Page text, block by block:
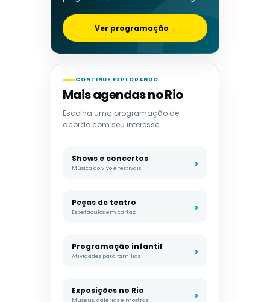
Ver programação→
CONTINUE EXPLORANDO
Mais agendas no Rio
Escolha uma programação de
acordo com seu interesse.
Shows e concertos
Música ao vivo e festivais
Peças de teatro
Espetáculos em cartaz
Programação infantil
Atividades para famílias
Exposições no Rio
Museus, galerias e mostras